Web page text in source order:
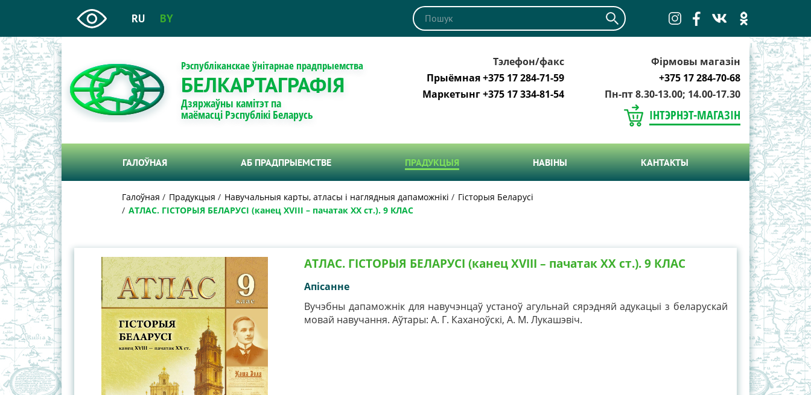
RU BY
Рэспубліканскае ўнітарнае прадпрыемства
БЕЛКАРТАГРАФІЯ
Дзяржаўны камітэт па
маёмасці Рэспублікі Беларусь
Тэлефон/факс
Прыёмная +375 17 284-71-59
Маркетынг +375 17 334-81-54
Фірмовы магазін
+375 17 284-70-68
Пн-пт 8.30-13.00; 14.00-17.30
ІНТЭРНЭТ-МАГАЗІН
ГАЛОЎНАЯ АБ ПРАДПРЫЕМСТВЕ ПРАДУКЦЫЯ НАВIНЫ КАНТАКТЫ
Галоўная Прадукцыя Навучальныя карты, атласы і наглядныя дапаможнікі
Гісторыя Беларусі
АТЛАС. ГІСТОРЫЯ БЕЛАРУСІ (канец ХVIII – пачатак ХХ ст.). 9 КЛАС
АТЛАС. ГІСТОРЫЯ БЕЛАРУСІ (канец ХVIII – пачатак ХХ ст.). 9 КЛАС
Апiсанне
Вучэбны дапаможнік для навучэнцаў устаноў агульнай сярэдняй адукацыі з беларускай
мовай навучання. Аўтары: А. Г. Каханоўскі, А. М. Лукашэвіч.